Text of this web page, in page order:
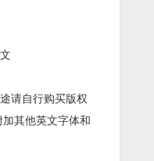
请自行购买版权
其他英文字体和